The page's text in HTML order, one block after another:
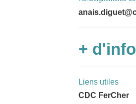
+
Liens utiles
CDC FerCher